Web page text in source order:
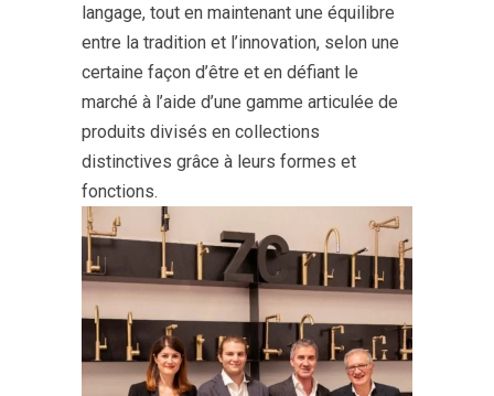
langage, tout en maintenant une équilibre
entre la tradition et l’innovation, selon une
certaine façon d’être et en défiant le
marché à l’aide d’une gamme articulée de
produits divisés en collections
distinctives grâce à leurs formes et
fonctions.